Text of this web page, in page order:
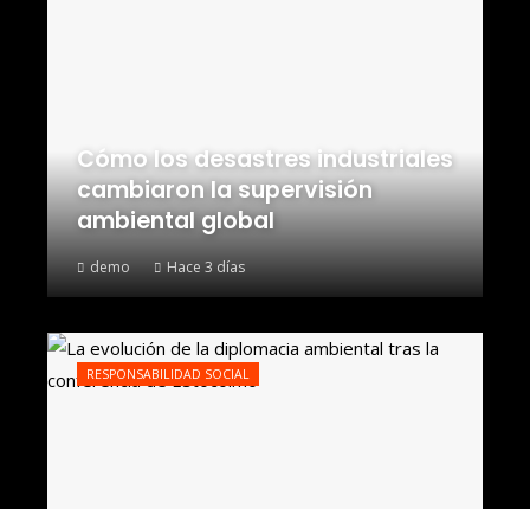
Cómo los desastres industriales
cambiaron la supervisión
ambiental global
demo Hace 3 días
RESPONSABILIDAD SOCIAL